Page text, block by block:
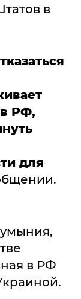
в
в РФ,
для
в РФ